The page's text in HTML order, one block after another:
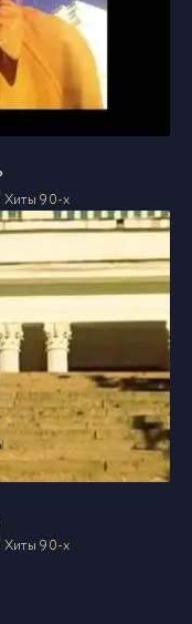
Хиты 90-х
Хиты 90-х